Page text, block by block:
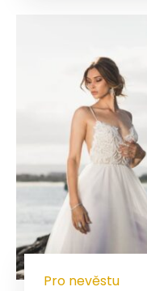
Pro nevěstu